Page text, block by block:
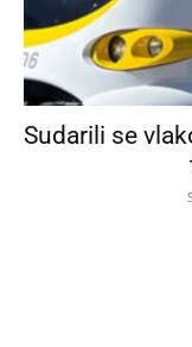
Sudarili se